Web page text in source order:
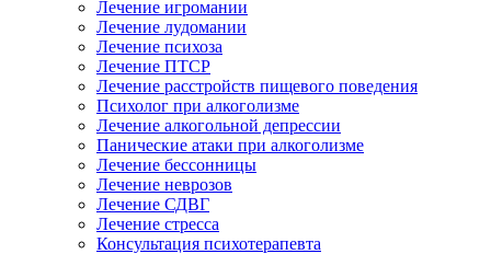
Лечение игромании
Лечение лудомании
Лечение психоза
Лечение ПТСР
Лечение расстройств пищевого поведения
Психолог при алкоголизме
Лечение алкогольной депрессии
Панические атаки при алкоголизме
Лечение бессонницы
Лечение неврозов
Лечение СДВГ
Лечение стресса
Консультация психотерапевта